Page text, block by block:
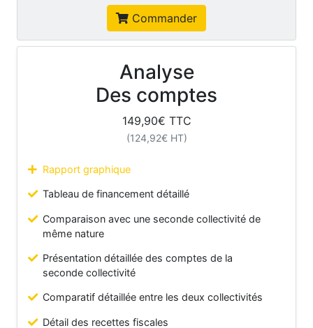
Commander
Analyse
Des comptes
149,90€ TTC
(124,92€ HT)
Rapport graphique
Tableau de financement détaillé
Comparaison avec une seconde collectivité de
même nature
Présentation détaillée des comptes de la
seconde collectivité
Comparatif détaillée entre les deux collectivités
Détail des recettes fiscales